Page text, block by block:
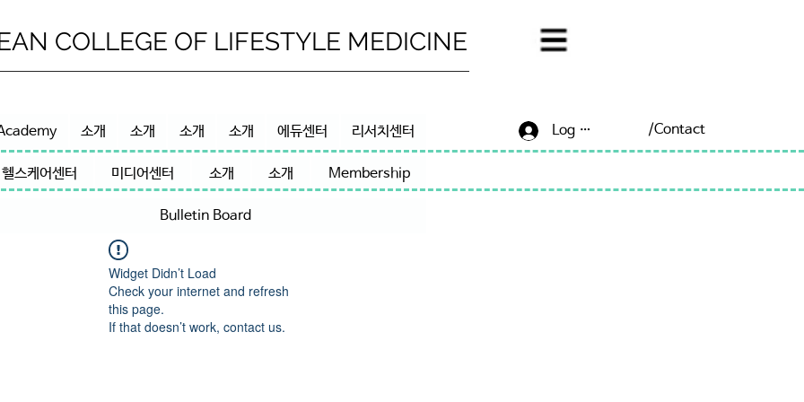
COLLEGE OF LIFESTYLE MEDICINE
소개 소개 소개 소개 에듀센터 리서치센터
헬스케어센터 미디어센터 소개 소개 Membership
Bulletin Board
Log In/Sign Up /Contact
Widget Didn’t Load
Check your internet and refresh
this page.
If that doesn’t work, contact us.